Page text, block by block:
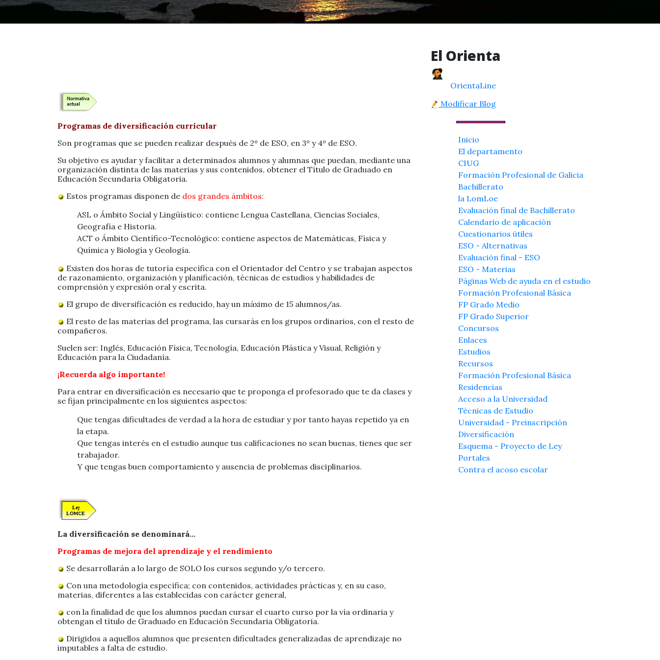
Programas de diversificación curricular
Son programas que se pueden realizar después de 2º de ESO, en 3º y 4º de ESO.
Su objetivo es ayudar y facilitar a determinados alumnos y alumnas que puedan, mediante una
organización distinta de las materias y sus contenidos, obtener el Título de Graduado en
Educación Secundaria Obligatoria.
Estos programas disponen de dos grandes ámbitos:
ASL o Ámbito Social y Lingüístico: contiene Lengua Castellana, Ciencias Sociales,
Geografía e Historia.
ACT o Ámbito Científico-Tecnológico: contiene aspectos de Matemáticas, Física y
Química y Biología y Geología.
Existen dos horas de tutoría específica con el Orientador del Centro y se trabajan aspectos
de razonamiento, organización y planificación, técnicas de estudios y habilidades de
comprensión y expresión oral y escrita.
El grupo de diversificación es reducido, hay un máximo de 15 alumnos/as.
El resto de las materias del programa, las cursarás en los grupos ordinarios, con el resto de
compañeros.
Suelen ser: Inglés, Educación Física, Tecnología, Educación Plástica y Visual, Religión y
Educación para la Ciudadanía.
¡Recuerda algo importante!
Para entrar en diversificación es necesario que te proponga el profesorado que te da clases y
se fijan principalmente en los siguientes aspectos:
Que tengas dificultades de verdad a la hora de estudiar y por tanto hayas repetido ya en
la etapa.
Que tengas interés en el estudio aunque tus calificaciones no sean buenas, tienes que ser
trabajador.
Y que tengas buen comportamiento y ausencia de problemas disciplinarios.
La diversificación se denominará...
Programas de mejora del aprendizaje y el rendimiento
Se desarrollarán a lo largo de SOLO los cursos segundo y/o tercero.
Con una metodología específica; con contenidos, actividades prácticas y, en su caso,
materias, diferentes a las establecidas con carácter general,
con la finalidad de que los alumnos puedan cursar el cuarto curso por la vía ordinaria y
obtengan el título de Graduado en Educación Secundaria Obligatoria.
Dirigidos a aquellos alumnos que presenten dificultades generalizadas de aprendizaje no
imputables a falta de estudio.
El Orienta
OrientaLine
Modificar Blog
Inicio
El departamento
CIUG
Formación Profesional de Galicia
Bachillerato
la LomLoe
Evaluación final de Bachillerato
Calendario de aplicación
Cuestionarios útiles
ESO - Alternativas
Evaluación final - ESO
ESO - Materias
Páginas Web de ayuda en el estudio
Formación Profesional Básica
FP Grado Medio
FP Grado Superior
Concursos
Enlaces
Estudios
Recursos
Formación Profesional Básica
Residencias
Acceso a la Universidad
Técnicas de Estudio
Universidad - Preinscripción
Diversificación
Esquema - Proyecto de Ley
Portales
Contra el acoso escolar